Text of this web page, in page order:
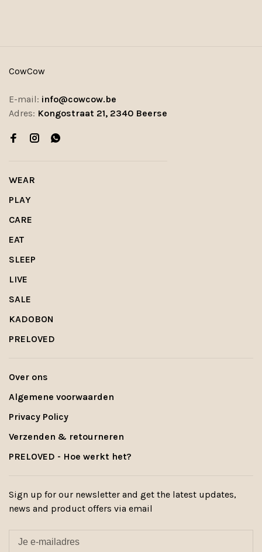
CowCow
E-mail: info@cowcow.be
Adres: Kongostraat 21, 2340 Beerse
WEAR
PLAY
CARE
EAT
SLEEP
LIVE
SALE
KADOBON
PRELOVED
Over ons
Algemene voorwaarden
Privacy Policy
Verzenden & retourneren
PRELOVED - Hoe werkt het?
Sign up for our newsletter and get the latest updates,
news and product offers via email